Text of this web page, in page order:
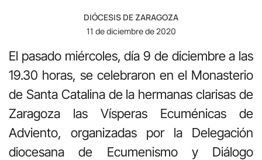
DIÓCESIS DE ZARAGOZA
11 de diciembre de 2020
El pasado miércoles, día 9 de diciembre a las
19.30 horas, se celebraron en el Monasterio
de Santa Catalina de la hermanas clarisas de
Zaragoza las Vísperas Ecuménicas de
Adviento, organizadas por la Delegación
diocesana de Ecumenismo y Diálogo